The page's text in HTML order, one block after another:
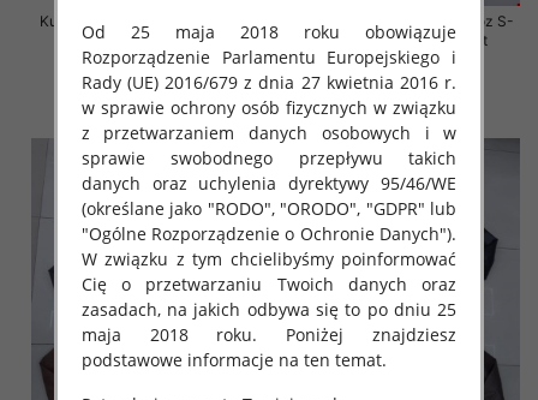
Kurtki damskie skórzana Roz S-
XL, 1 Kolor Paczka 5 szt
95.00 zł
szczegóły
Kurtki damskie skórzana Roz S-
XL, 1 Kolor Paczka 5 szt
95.00 zł
szczegóły
Od 25 maja 2018 roku obowiązuje
Rozporządzenie Parlamentu Europejskiego i
Rady (UE) 2016/679 z dnia 27 kwietnia 2016 r.
w sprawie ochrony osób fizycznych w związku
z przetwarzaniem danych osobowych i w
sprawie swobodnego przepływu takich
danych oraz uchylenia dyrektywy 95/46/WE
(określane jako "RODO", "ORODO", "GDPR" lub
"Ogólne Rozporządzenie o Ochronie Danych").
W związku z tym chcielibyśmy poinformować
Cię o przetwarzaniu Twoich danych oraz
zasadach, na jakich odbywa się to po dniu 25
maja 2018 roku. Poniżej znajdziesz
podstawowe informacje na ten temat.